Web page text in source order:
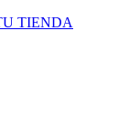
TIENDA